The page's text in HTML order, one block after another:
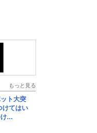
もっと見る
ト大突
けてはい
...